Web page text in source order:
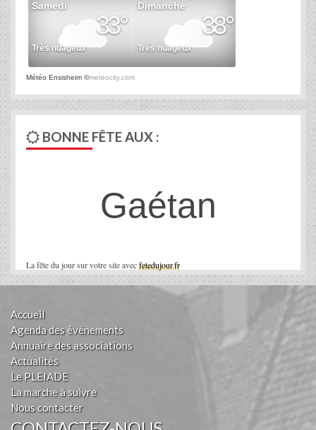
Météo Ensisheim ©meteocity.com
BONNE FÊTE AUX :
La fête du jour sur votre site avecfetedujour.fr
Gaétan
Accueil
Agenda des événements
Annuaire des associations
Actualités
Le PLEIADE
La marche à suivre
Nous contacter